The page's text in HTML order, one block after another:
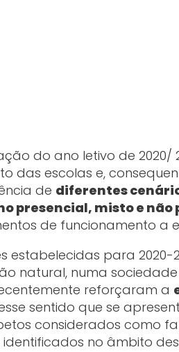
do ano letivo de 2020/
das escolas e,
de diferentes
presencial, misto e não
de funcionamento a
estabelecidas para 2020-
natural, numa
reforçaram a
sentido que se
considerados como
no âmbito